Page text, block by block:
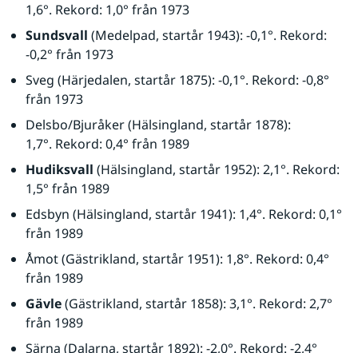
1,6°. Rekord: 1,0° från 1973
Sundsvall (Medelpad, startår 1943): -0,1°. Rekord:
-0,2° från 1973
Sveg (Härjedalen, startår 1875): -0,1°. Rekord: -0,8°
från 1973
Delsbo/Bjuråker (Hälsingland, startår 1878):
1,7°. Rekord: 0,4° från 1989
Hudiksvall (Hälsingland, startår 1952): 2,1°. Rekord:
1,5° från 1989
Edsbyn (Hälsingland, startår 1941): 1,4°. Rekord: 0,1°
från 1989
Åmot (Gästrikland, startår 1951): 1,8°. Rekord: 0,4°
från 1989
Gävle (Gästrikland, startår 1858): 3,1°. Rekord: 2,7°
från 1989
Särna (Dalarna, startår 1892): -2,0°. Rekord: -2,4°